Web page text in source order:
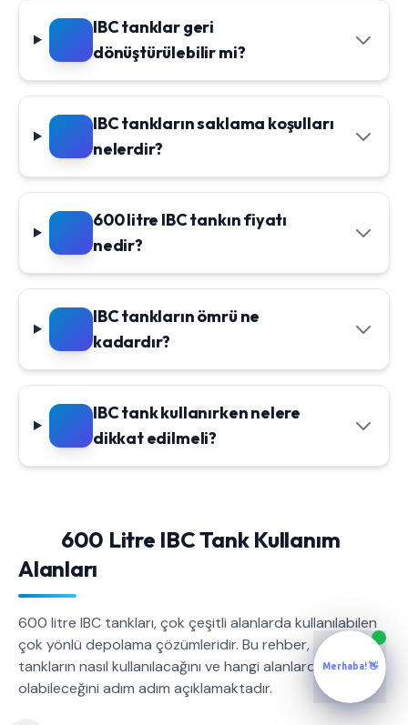
IBC tanklar geri
dönüştürülebilir mi?
IBC tankların saklama koşulları
nelerdir?
600 litre IBC tankın fiyatı
nedir?
IBC tankların ömrü ne
kadardır?
IBC tank kullanırken nelere
dikkat edilmeli?
600 Litre IBC Tank Kullanım
Alanları
600 litre IBC tankları, çok çeşitli alanlarda kullanılabilen
çok yönlü depolama çözümleridir. Bu rehber, bu
tankların nasıl kullanılacağını ve hangi alanlarda faydalı
olabileceğini adım adım açıklamaktadır.
Merhaba! 👋